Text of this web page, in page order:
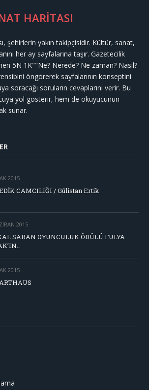
HARİTASI
şehirlerin yakın takipçisidir. Kültür, sanat,
her ay sayfalarına taşır. Gazetecilik
5N 1K""Ne? Nerede? Ne zaman? Nasıl?
öngörerek sayfalarının konseptini
soracağı soruların cevaplarını verir. Bu
yol gösterir, hem de okuyucunun
sunar.
2015
CAMCILIĞI / Gülistan Ertik
2015
SARAN OYUNCULUK ÖDÜLÜ FULYA
2015